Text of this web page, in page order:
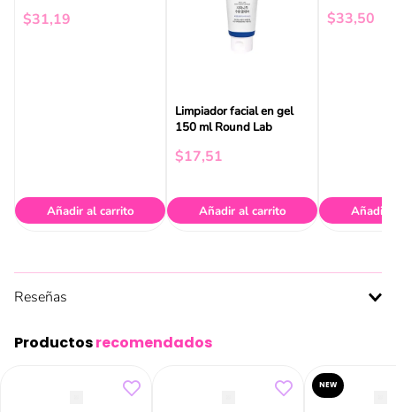
$31,19
Añadir al carrito
Limpiador facial en gel
150 ml Round Lab
$17,51
Añadir al carrito
$33,50
Añadir
Reseñas
Productosrecomendados
NEW